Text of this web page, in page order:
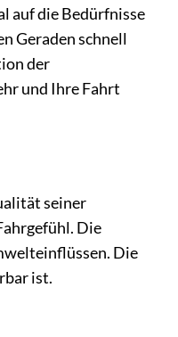
auf die Bedürfnisse
Geraden schnell
der
und Ihre Fahrt
seiner
Die
Die
ist.